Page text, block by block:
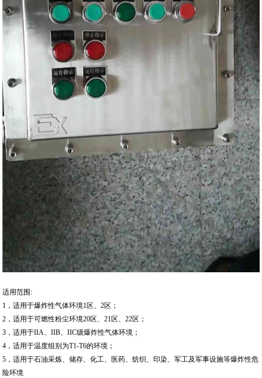
适用范围:
1，适用于爆炸性气体环境1区、2区；
2，适用于可燃性粉尘环境20区、21区、22区；
3，适用于IIA、IIB、IIC级爆炸性气体环境；
4，适用于温度组别为T1-T6的环境；
5，适用于石油采炼、储存、化工、医药、纺织、印染、军工及军事设施等爆炸性危
险环境